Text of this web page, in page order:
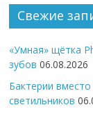
Свежие
«Умная» щётка
зубов 06.08.2026
Бактерии вместо
светильников